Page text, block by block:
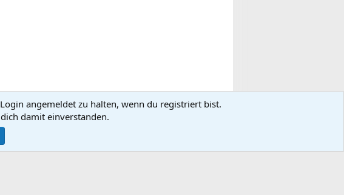
Kontakt Nutzungsbedingungen Datenschutz
Ltd.
angemeldet zu halten, wenn du registriert bist.
damit einverstanden.